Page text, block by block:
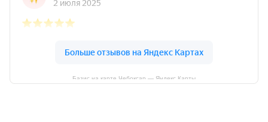
Базис на карте Чебоксар — Яндекс Карты